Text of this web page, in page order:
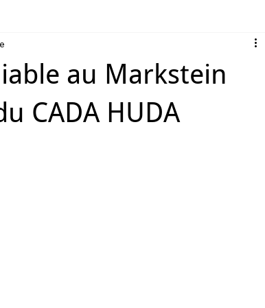
AEJ
au Markstein
CADA HUDA